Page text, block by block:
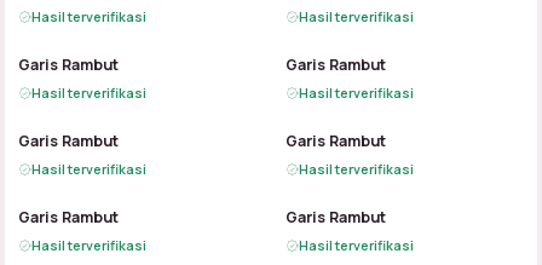
Hasil terverifikasi Hasil terverifikasi
B
Garis Rambut
Hasil terverifikasi
B
Garis Rambut
Hasil terverifikasi
B
Garis Rambut
Hasil terverifikasi
B
Garis Rambut
Hasil terverifikasi
B
Garis Rambut
Hasil terverifikasi
B
Garis Rambut
Hasil terverifikasi